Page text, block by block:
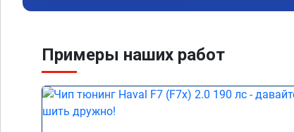
Примеры наших работ